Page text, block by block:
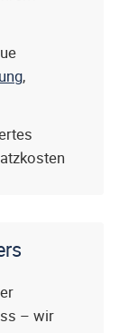
,
– wir